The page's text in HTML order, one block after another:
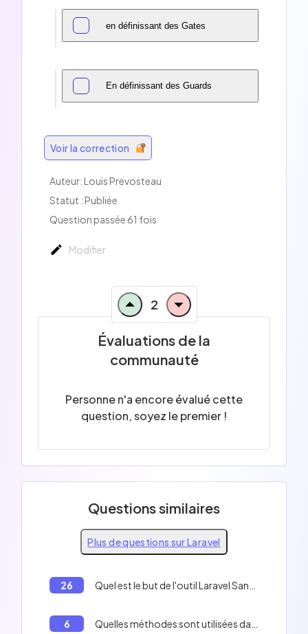
en définissant des Gates
En définissant des Guards
Voir la correction
Auteur: Louis Prevosteau
Statut : Publiée
Question passée 61 fois
Modifier
2
Évaluations de la
communauté
Personne n'a encore évalué cette
question, soyez le premier !
Questions similaires
Plus de questions sur Laravel
26
6